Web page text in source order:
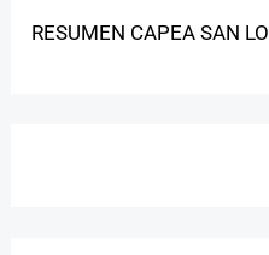
RESUMEN CAPEA SAN